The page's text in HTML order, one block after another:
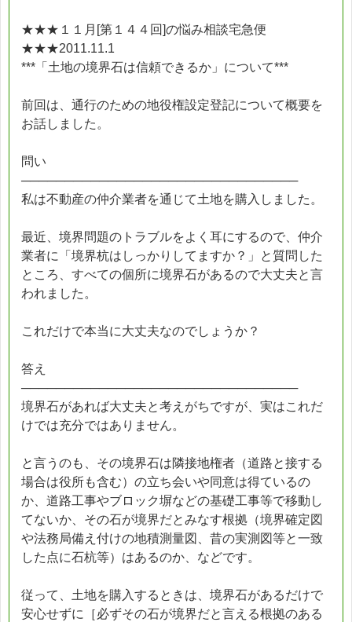
★★★１１月[第１４４回]の悩み相談宅急便
★★★2011.11.1
***「土地の境界石は信頼できるか」について***
前回は、通行のための地役権設定登記について概要を
お話しました。
問い
────────────────────────────────
私は不動産の仲介業者を通じて土地を購入しました。
最近、境界問題のトラブルをよく耳にするので、仲介
業者に「境界杭はしっかりしてますか？」と質問した
ところ、すべての個所に境界石があるので大丈夫と言
われました。
これだけで本当に大丈夫なのでしょうか？
答え
────────────────────────────────
境界石があれば大丈夫と考えがちですが、実はこれだ
けでは充分ではありません。
と言うのも、その境界石は隣接地権者（道路と接する
場合は役所も含む）の立ち会いや同意は得ているの
か、道路工事やブロック塀などの基礎工事等で移動し
てないか、その石が境界だとみなす根拠（境界確定図
や法務局備え付けの地積測量図、昔の実測図等と一致
した点に石杭等）はあるのか、などです。
従って、土地を購入するときは、境界石があるだけで
安心せずに［必ずその石が境界だと言える根拠のある